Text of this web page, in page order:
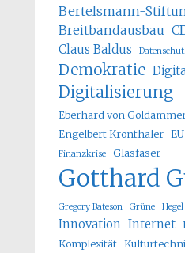
Bertelsmann-
Breitbandausbau
Claus Baldus
Demokratie
Digitalisierung
Eberhard von
Engelbert Kronthaler EU
Finanzkrise Glasfaser
Gotthard
Gregory Bateson Grüne Hegel
Innovation Internet
Komplexität